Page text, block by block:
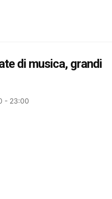
di musica, grandi
- 23:00